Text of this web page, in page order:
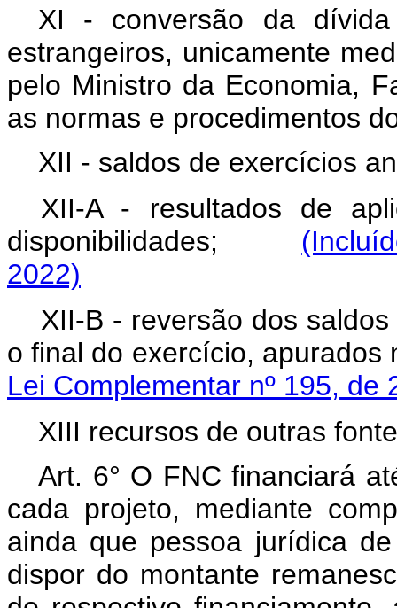
XI - conversão da
estrangeiros, unicamente
pelo Ministro da Economia,
as normas e procedimentos
XII - saldos de exercícios
XII-A - resultados de
disponibilidades;
2022)
XII-B - reversão dos
o final do exercício,
Lei Complementar nº 195, de
XIII recursos de outras
Art. 6° O FNC financiará
cada projeto, mediante
ainda que pessoa jurídica
dispor do montante